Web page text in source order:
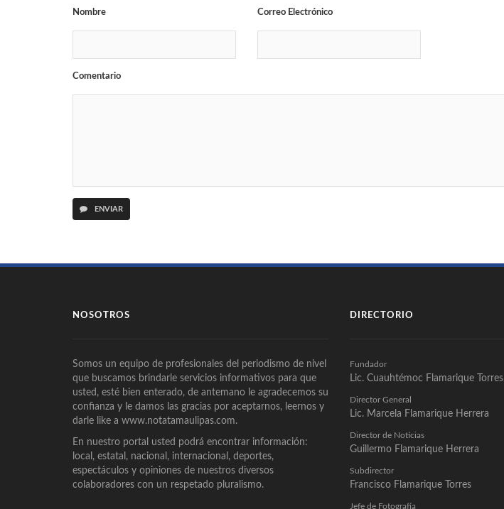
Nombre Correo Electrónico
Comentario
ENVIAR
NOSOTROS
Somos un equipo de profesionales del periodismo de nivel
que buscamos brindarle servicios informativos para que
usted, esté bien enterado, de antemano le agradecemos su
confianza y le damos las gracias por aceptarnos, leernos y
darle like a www.notatamaulipas.com.
En nuestro portal usted podrá encontrar información:
local, estatal, nacional, internacional, deportes,
espectáculos y opiniones de nuestros diversos
colaboradores con un respetado pluralismo.
DIRECTORIO
Fundador
Lic. Cuauhtémoc Flamarique Torres
Director General
Lic. Marcela Flamarique Herrera
Director de Noticias
Guillermo Flamarique Herrera
Subdirector
Francisco Flamarique Torres
Jefe de Fotografía